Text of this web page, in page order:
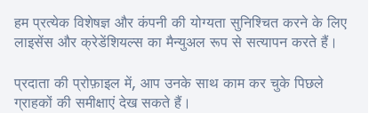
हम प्रत्येक विशेषज्ञ और कंपनी की योग्यता सुनिश्चित करने के लिए
लाइसेंस और क्रेडेंशियल्स का मैन्युअल रूप से सत्यापन करते हैं।
प्रदाता की प्रोफ़ाइल में, आप उनके साथ काम कर चुके पिछले
ग्राहकों की समीक्षाएं देख सकते हैं।